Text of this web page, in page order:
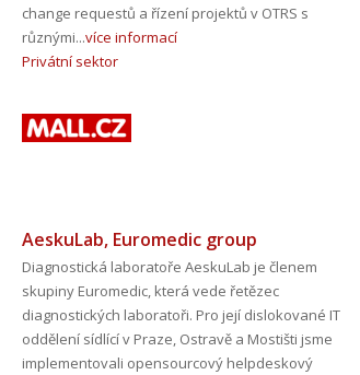
change requestů a řízení projektů v OTRS s
různými...více informací
Privátní sektor
AeskuLab, Euromedic group
Diagnostická laboratoře AeskuLab je členem
skupiny Euromedic, která vede řetězec
diagnostických laboratoři. Pro její dislokované IT
oddělení sídlící v Praze, Ostravě a Mostišti jsme
implementovali opensourcový helpdeskový